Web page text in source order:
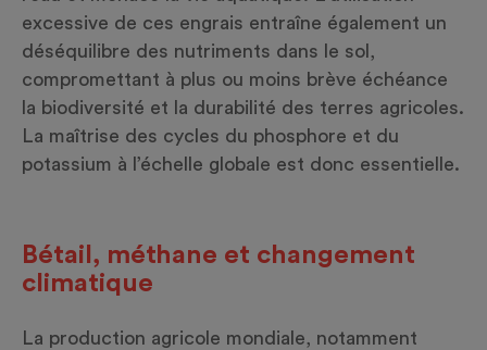
excessive de ces engrais entraîne également un
déséquilibre des nutriments dans le sol,
compromettant à plus ou moins brève échéance
la biodiversité et la durabilité des terres agricoles.
La maîtrise des cycles du phosphore et du
potassium à l’échelle globale est donc essentielle.
Bétail, méthane et changement
climatique
La production agricole mondiale, notamment